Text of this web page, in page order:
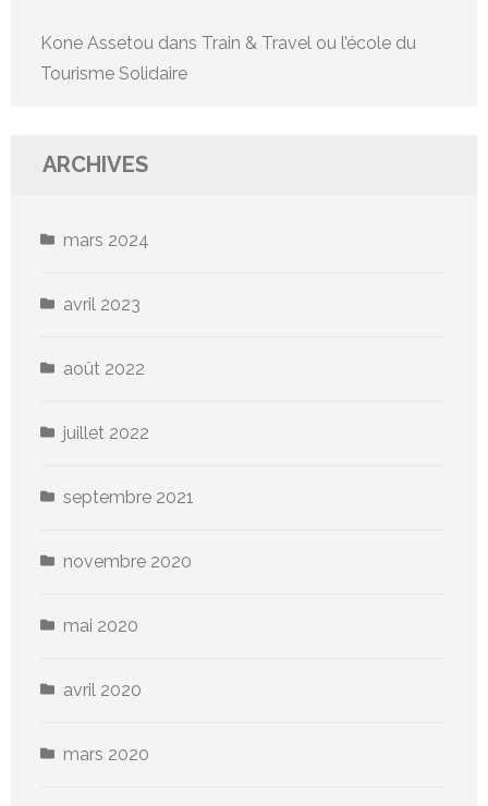
Kone Assetou dans Train & Travel ou l’école du
Tourisme Solidaire
ARCHIVES
mars 2024
avril 2023
août 2022
juillet 2022
septembre 2021
novembre 2020
mai 2020
avril 2020
mars 2020